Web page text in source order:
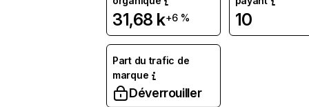
31,68 k+6 % 10
Part du trafic de
marque
Déverrouiller